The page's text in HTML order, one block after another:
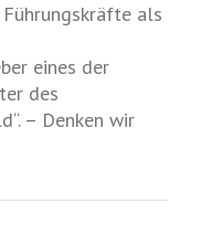
als
eines der
des
– Denken wir